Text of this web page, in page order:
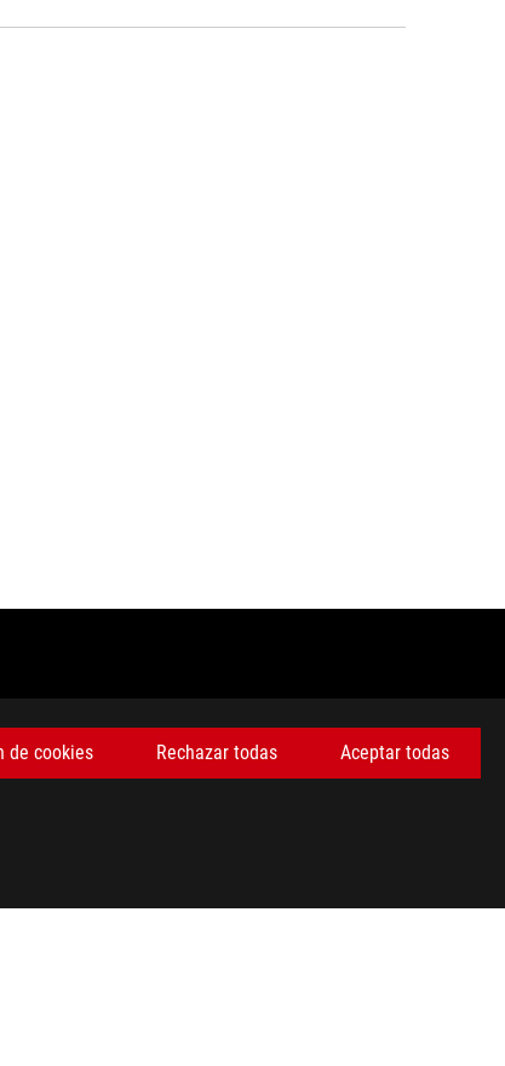
de cookies Rechazar todas Aceptar todas
para conocer todos los detalles.
del día a día.
huésped, los atributos del archivo y otros factores